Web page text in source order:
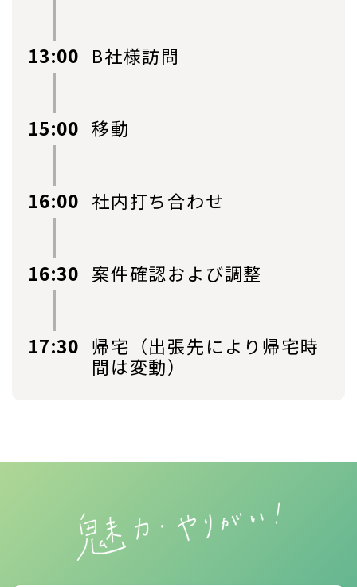
13:00 B社様訪問
15:00 移動
16:00 社内打ち合わせ
16:30 案件確認および調整
17:30 帰宅（出張先により帰宅時
間は変動）